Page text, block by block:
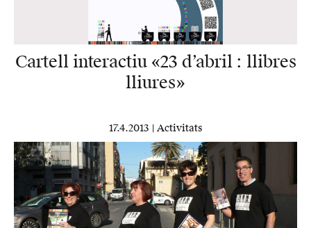
Cartell interactiu «23 d’abril : llibres
lliures»
17.4.2013 | Activitats